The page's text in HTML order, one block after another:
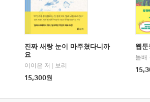
진짜 새랑 눈이 마주쳤다니까
요
이이은 저
보리
15,300원
웹
돌배